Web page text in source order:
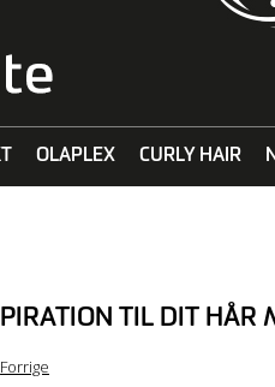
OLAPLEX CURLY HAIR
TIL DIT HÅR
Forrige